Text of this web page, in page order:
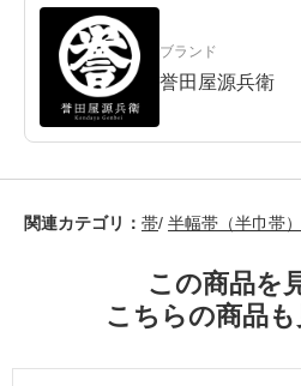
ブランド
誉田屋源兵衛
関連カテゴリ： 帯/ 半幅帯（半巾帯）
この商品を
こちらの商品